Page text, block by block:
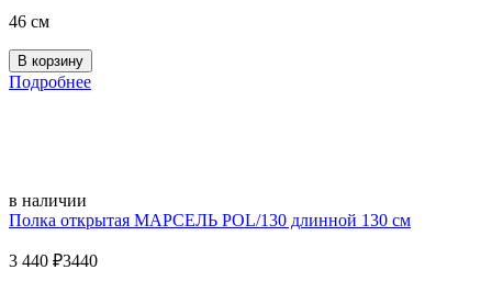
46 см
Подробнее
в наличии
Полка открытая МАРСЕЛЬ POL/130 длинной 130 см
3 440 ₽3440